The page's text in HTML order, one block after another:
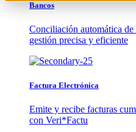
Bancos
Conciliación automática de
gestión precisa y eficiente
Factura Electrónica
Emite y recibe facturas
con Veri*Factu